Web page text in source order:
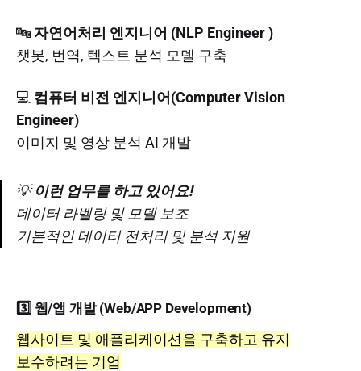
🔤 자연어처리 엔지니어 (NLP Engineer )
챗봇, 번역, 텍스트 분석 모델 구축
💻 컴퓨터 비전 엔지니어(Computer Vision
Engineer)
이미지 및 영상 분석 AI 개발
💡이런 업무를 하고 있어요!
데이터 라벨링 및 모델 보조
기본적인 데이터 전처리 및 분석 지원
3️⃣ 웹/앱 개발 (Web/APP Development)
웹사이트 및 애플리케이션을 구축하고 유지
보수하려는 기업